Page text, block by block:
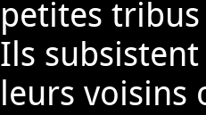
petites tribus
Ils
leurs voisins